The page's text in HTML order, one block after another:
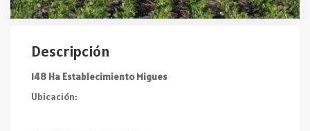
Descripción
148 Ha Establecimiento Migues
Ubicación: